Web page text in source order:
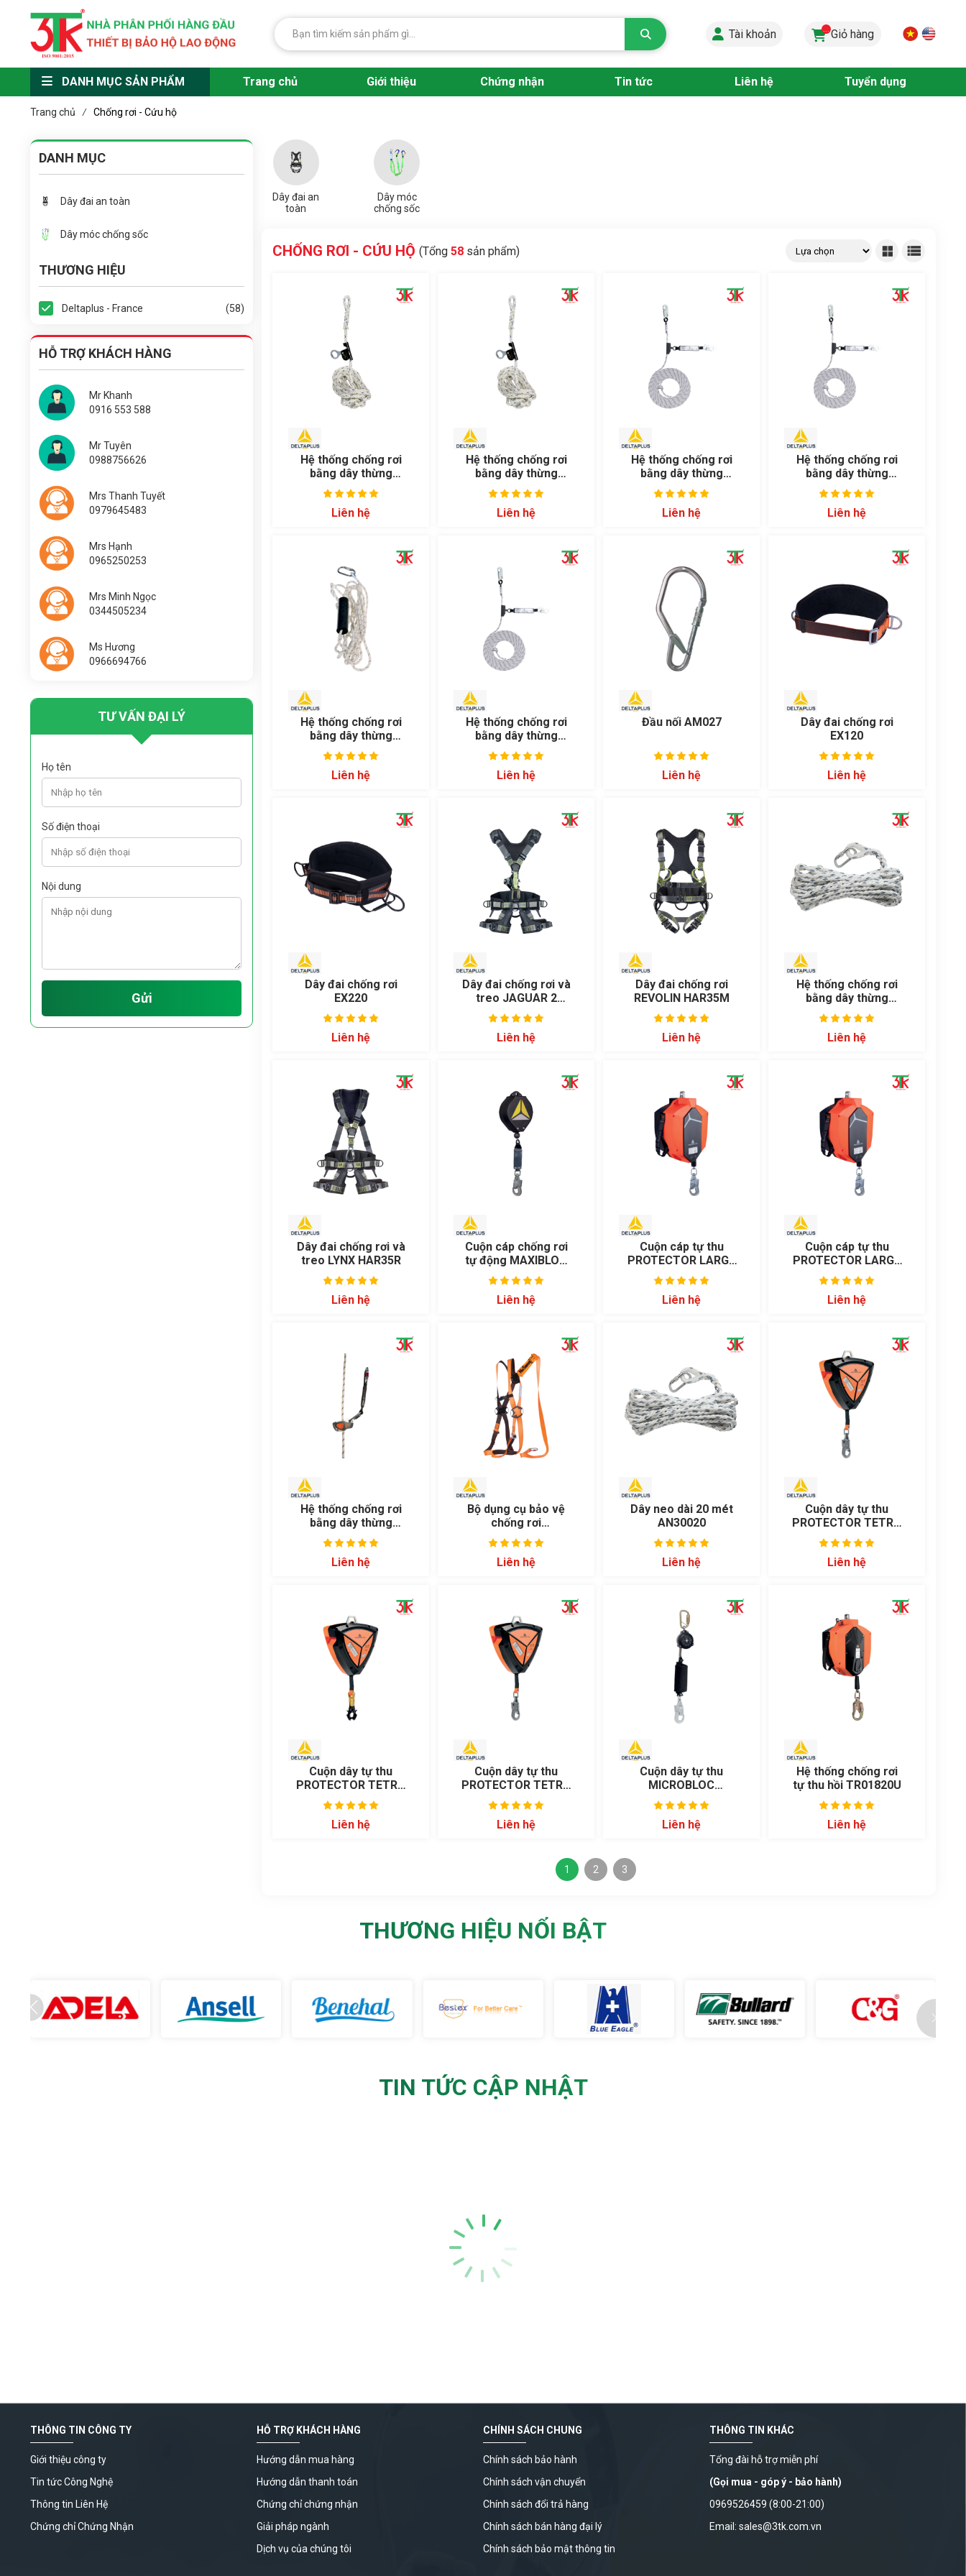
Tài khoản ...Giỏ hàng
DANH MỤC SẢN PHẨM Trang chủ Giới thiệu Chứng nhận Tin tức Liên hệ Tuyển dụng
Trang chủ / Chống rơi - Cứu hộ
DANH MỤC
Dây đai an toàn
Dây móc chống sốc
THƯƠNG HIỆU
Deltaplus - France (58)
HỖ TRỢ KHÁCH HÀNG
Mr Khanh
0916 553 588
Mr Tuyên
0988756626
Mrs Thanh Tuyết
0979645483
Mrs Hạnh
0965250253
Mrs Minh Ngọc
0344505234
Ms Hương
0966694766
TƯ VẤN ĐẠI LÝ
Họ tên
Số điện thoại
Nội dung
Gửi
Dây đai an
toàn
Dây móc
chống sốc
CHỐNG RƠI - CỨU HỘ (Tổng 58 sản phẩm)
Hệ thống chống rơi
bằng dây thừng
FENNEC AN06310
Liên hệ
Hệ thống chống rơi
bằng dây thừng
FENNEC AN06320
Liên hệ
Hệ thống chống rơi
bằng dây thừng
AN06410B
Liên hệ
Hệ thống chống rơi
bằng dây thừng
AN06430B
Liên hệ
Hệ thống chống rơi
bằng dây thừng
AN430
Liên hệ
Hệ thống chống rơi
bằng dây thừng
AN06420B
Liên hệ
Đầu nối AM027
Liên hệ
Dây đai chống rơi
EX120
Liên hệ
Dây đai chống rơi
EX220
Liên hệ
Dây đai chống rơi và
treo JAGUAR 2
HAR36R
Liên hệ
Dây đai chống rơi
REVOLIN HAR35M
Liên hệ
Hệ thống chống rơi
bằng dây thừng
AN30010
Liên hệ
Dây đai chống rơi và
treo LYNX HAR35R
Liên hệ
Cuộn cáp chống rơi
tự động MAXIBLOC
AN10006T
Liên hệ
Cuộn cáp tự thu
PROTECTOR LARGE
AN18030T
Liên hệ
Cuộn cáp tự thu
PROTECTOR LARGE
AN18020T
Liên hệ
Hệ thống chống rơi
bằng dây thừng
CAMELEON AN066A
Liên hệ
Bộ dụng cụ bảo vệ
chống rơi
ELARA160V2
Liên hệ
Dây neo dài 20 mét
AN30020
Liên hệ
Cuộn dây tự thu
PROTECTOR TETRA
AN14008T
Liên hệ
Cuộn dây tự thu
PROTECTOR TETRA
AN14006F
Liên hệ
Cuộn dây tự thu
PROTECTOR TETRA
AN14006T
Liên hệ
Cuộn dây tự thu
MICROBLOC
AN106PF
Liên hệ
Hệ thống chống rơi
tự thu hồi TR01820U
Liên hệ
1 2 3
THƯƠNG HIỆU NỔI BẬT
TIN TỨC CẬP NHẬT
THÔNG TIN CÔNG TY
Giới thiệu công ty
Tin tức Công Nghệ
Thông tin Liên Hệ
Chứng chỉ Chứng Nhận
HỖ TRỢ KHÁCH HÀNG
Hướng dẫn mua hàng
Hướng dẫn thanh toán
Chứng chỉ chứng nhận
Giải pháp ngành
Dịch vụ của chúng tôi
CHÍNH SÁCH CHUNG
Chính sách bảo hành
Chính sách vận chuyển
Chính sách đổi trả hàng
Chính sách bán hàng đại lý
Chính sách bảo mật thông tin
THÔNG TIN KHÁC
Tổng đài hỗ trợ miễn phí
(Gọi mua - góp ý - bảo hành)
0969526459 (8:00-21:00)
Email: sales@3tk.com.vn